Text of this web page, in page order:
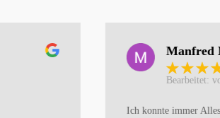
Manfred Malik
Ich konnte immer Alles fragen und habe immer das